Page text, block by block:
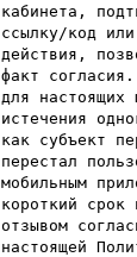
кабинета,
ссылку/код
действия,
факт
для настоящих
истечения
как субъект
перестал
мобильным
короткий
отзывом
настоящей